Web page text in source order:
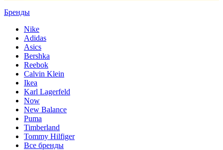
Бренды
Nike
Adidas
Asics
Bershka
Reebok
Calvin Klein
Ikea
Karl Lagerfeld
Now
New Balance
Puma
Timberland
Tommy Hilfiger
Все бренды